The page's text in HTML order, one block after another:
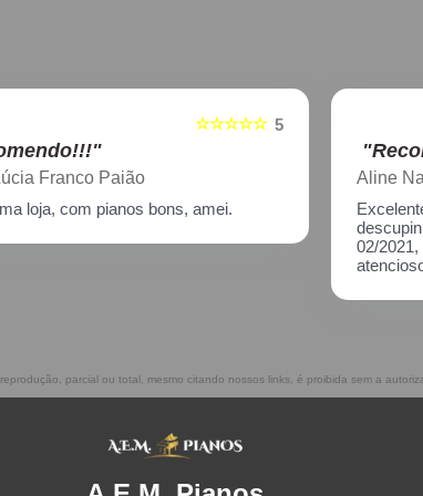
☆☆☆☆☆
"Recomendo!!!"
Aline Nagata
Excelente atendimento!! Enviei um piano para
02/2021, incluindo o transporte. Muito
parcial ou total, mesmo citando nossos links, é proibida sem a